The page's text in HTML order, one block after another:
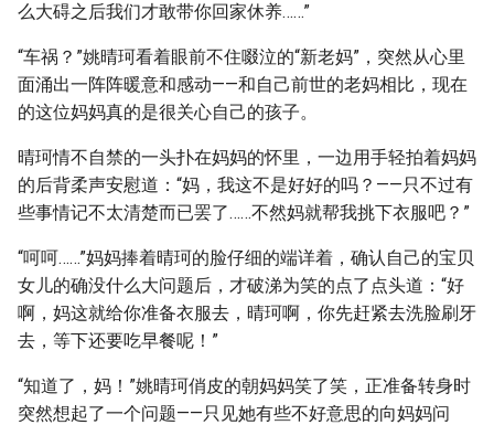
么大碍之后我们才敢带你回家休养……”
“车祸？”姚晴珂看着眼前不住啜泣的“新老妈”，突然从心里
面涌出一阵阵暖意和感动——和自己前世的老妈相比，现在
的这位妈妈真的是很关心自己的孩子。
晴珂情不自禁的一头扑在妈妈的怀里，一边用手轻拍着妈妈
的后背柔声安慰道：“妈，我这不是好好的吗？——只不过有
些事情记不太清楚而已罢了……不然妈就帮我挑下衣服吧？”
“呵呵……”妈妈捧着晴珂的脸仔细的端详着，确认自己的宝贝
女儿的确没什么大问题后，才破涕为笑的点了点头道：“好
啊，妈这就给你准备衣服去，晴珂啊，你先赶紧去洗脸刷牙
去，等下还要吃早餐呢！”
“知道了，妈！”姚晴珂俏皮的朝妈妈笑了笑，正准备转身时
突然想起了一个问题——只见她有些不好意思的向妈妈问